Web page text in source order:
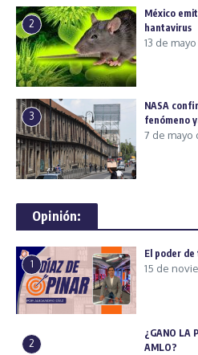
2
México
hantavirus
13 de
3
NASA
fenómeno
7 de mayo
Opinión:
1
El poder
15 de
2
¿GANO LA
AMLO?